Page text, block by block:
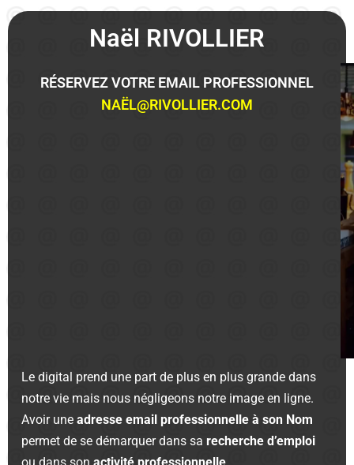
Naël RIVOLLIER
RÉSERVEZ VOTRE EMAIL PROFESSIONNEL
NAËL@RIVOLLIER.COM
Le digital prend une part de plus en plus grande dans
notre vie mais nous négligeons notre image en ligne.
Avoir uneadresse email professionnelle à son Nom
permet de se démarquer dans sarecherche d’emploi